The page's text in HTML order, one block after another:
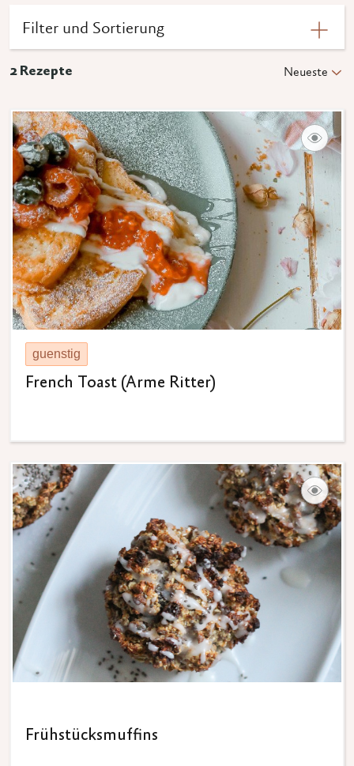
Filter und Sortierung
2Rezepte Neueste
guenstig
French Toast (Arme Ritter)
Frühstücksmuffins